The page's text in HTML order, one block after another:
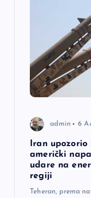
admin 6
Iran upozorio
američki
udare na
regiji
Teheran, prema